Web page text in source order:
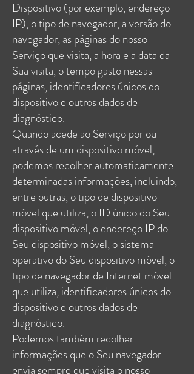
Dispositivo (por exemplo, endereço
IP), o tipo de navegador, a versão do
navegador, as páginas do nosso
Serviço que visita, a hora e a data da
Sua visita, o tempo gasto nessas
páginas, identificadores únicos do
dispositivo e outros dados de
diagnóstico.
Quando acede ao Serviço por ou
através de um dispositivo móvel,
podemos recolher automaticamente
determinadas informações, incluindo,
entre outras, o tipo de dispositivo
móvel que utiliza, o ID único do Seu
dispositivo móvel, o endereço IP do
Seu dispositivo móvel, o sistema
operativo do Seu dispositivo móvel, o
tipo de navegador de Internet móvel
que utiliza, identificadores únicos do
dispositivo e outros dados de
diagnóstico.
Podemos também recolher
informações que o Seu navegador
envia sempre que visita o nosso